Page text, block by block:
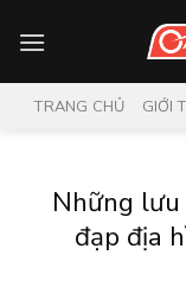
TRANG CHỦ GIỚI
Những
đạp địa